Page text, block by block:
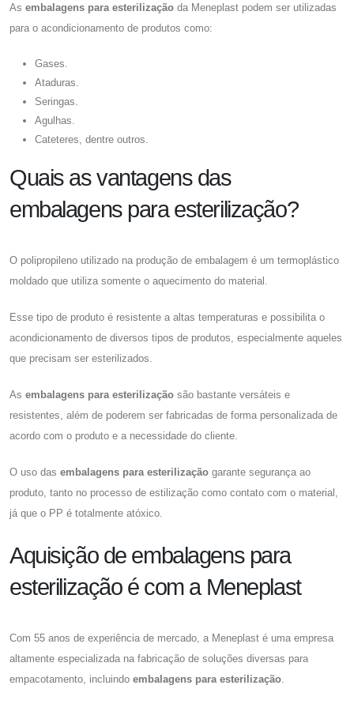
As embalagens para esterilização da Meneplast podem ser utilizadas
para o acondicionamento de produtos como:
Gases.
Ataduras.
Seringas.
Agulhas.
Cateteres, dentre outros.
Quais as vantagens das
embalagens para esterilização?
O polipropileno utilizado na produção de embalagem é um termoplástico
moldado que utiliza somente o aquecimento do material.
Esse tipo de produto é resistente a altas temperaturas e possibilita o
acondicionamento de diversos tipos de produtos, especialmente aqueles
que precisam ser esterilizados.
As embalagens para esterilização são bastante versáteis e
resistentes, além de poderem ser fabricadas de forma personalizada de
acordo com o produto e a necessidade do cliente.
O uso das embalagens para esterilização garante segurança ao
produto, tanto no processo de estilização como contato com o material,
já que o PP é totalmente atóxico.
Aquisição de embalagens para
esterilização é com a Meneplast
Com 55 anos de experiência de mercado, a Meneplast é uma empresa
altamente especializada na fabricação de soluções diversas para
empacotamento, incluindo embalagens para esterilização.